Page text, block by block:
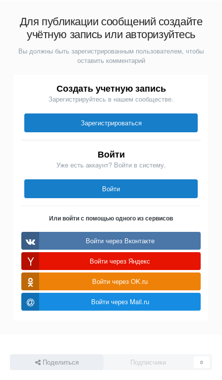
Для публикации сообщений создайте
учётную запись или авторизуйтесь
Вы должны быть зарегистрированным пользователем, чтобы
оставить комментарий
Создать учетную запись
Зарегистрируйтесь в нашем сообществе.
Зарегистрироваться
Войти
Уже есть аккаунт? Войти в систему.
Войти
Или войти с помощью одного из сервисов
Войти через Вконтакте
Войти через Яндекс
Войти через OK.ru
Войти через Mail.ru
Поделиться Подписчики 0